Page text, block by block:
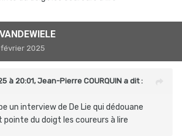
février 2025
à 20:01, Jean-Pierre COURQUIN a dit :
un interview de De Lie qui dédouane
pointe du doigt les coureurs à lire